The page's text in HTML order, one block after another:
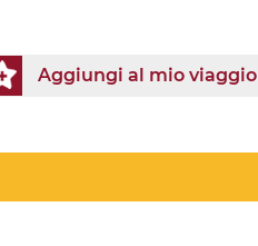
Aggiungi al mio viaggio